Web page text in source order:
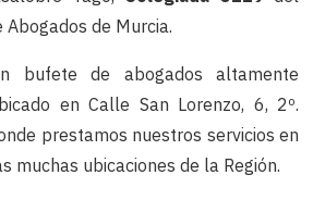
de Murcia.
bufete de abogados altamente
en Calle San Lorenzo, 6, 2º.
prestamos nuestros servicios en
muchas ubicaciones de la Región.